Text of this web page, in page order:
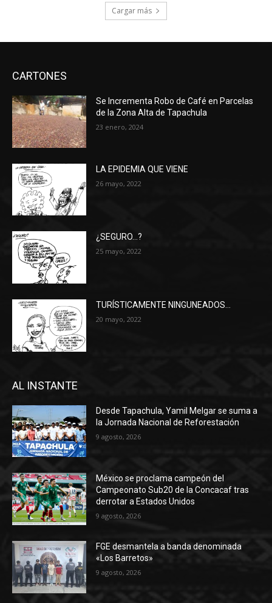
Cargar más
CARTONES
Se Incrementa Robo de Café en Parcelas
de la Zona Alta de Tapachula
23 enero, 2024
LA EPIDEMIA QUE VIENE
26 mayo, 2022
¿SEGURO…?
25 mayo, 2022
TURÍSTICAMENTE NINGUNEADOS…
20 mayo, 2022
AL INSTANTE
Desde Tapachula, Yamil Melgar se suma a
la Jornada Nacional de Reforestación
9 agosto, 2026
México se proclama campeón del
Campeonato Sub20 de la Concacaf tras
derrotar a Estados Unidos
9 agosto, 2026
FGE desmantela a banda denominada
«Los Barretos»
9 agosto, 2026